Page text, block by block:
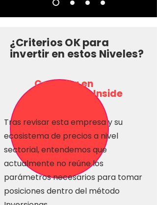
¿Criterios OK para
invertir en estos Niveles?
Consulta en
Inversionas Inside
Tras revisar esta empresa y su
ecosistema de precios a nivel
sectorial, entendemos que
actualmente no reúne los
parámetros necesarios para tomar
posiciones dentro del método